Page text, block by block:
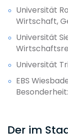
Universität
Wirtschaft,
Universität
Universität
EBS
Der im